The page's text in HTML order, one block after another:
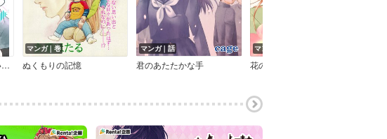
春原くんは勃ちたくないのに【マイクロ】
マンガ｜巻
ぬくもりの記憶
マンガ｜話
君のあたたかな手
マンガ｜話
花の雨